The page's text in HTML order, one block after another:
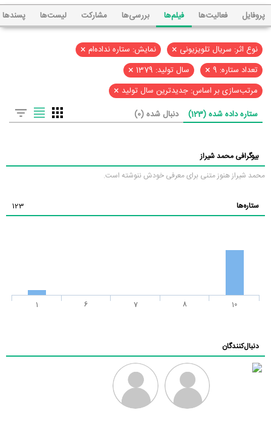
پروفایل فعالیت‌ها فیلم‌ها بررسی‌ها مشارکت لیست‌ها پسند‌ها
نوع اثر: سریال تلویزیونی × نمایش: ستاره نداده‌ام ×
تعداد ستاره: 9 × سال تولید: 1379 ×
مرتب‌سازی بر اساس: جدیدترین سال تولید ×
ستاره داده شده (123) دنبال شده (0)
بیوگرافی محمد شیراز
محمد شیراز هنوز متنی برای معرفی خودش ننوشته است.
ستاره‌ها 123
1 6 7 8 10
دنبال‌کنندگان